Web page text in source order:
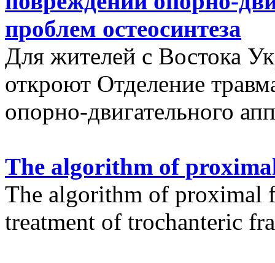
проблем остеосинтеза
Для жителей с Востока
откроют Отделение
опорно-двигательного
The algorithm of
The algorithm of proximal
treatment of trochanteric